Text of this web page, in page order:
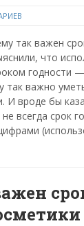
так важен
что
годности
так важно
И вроде бы
всегда срок